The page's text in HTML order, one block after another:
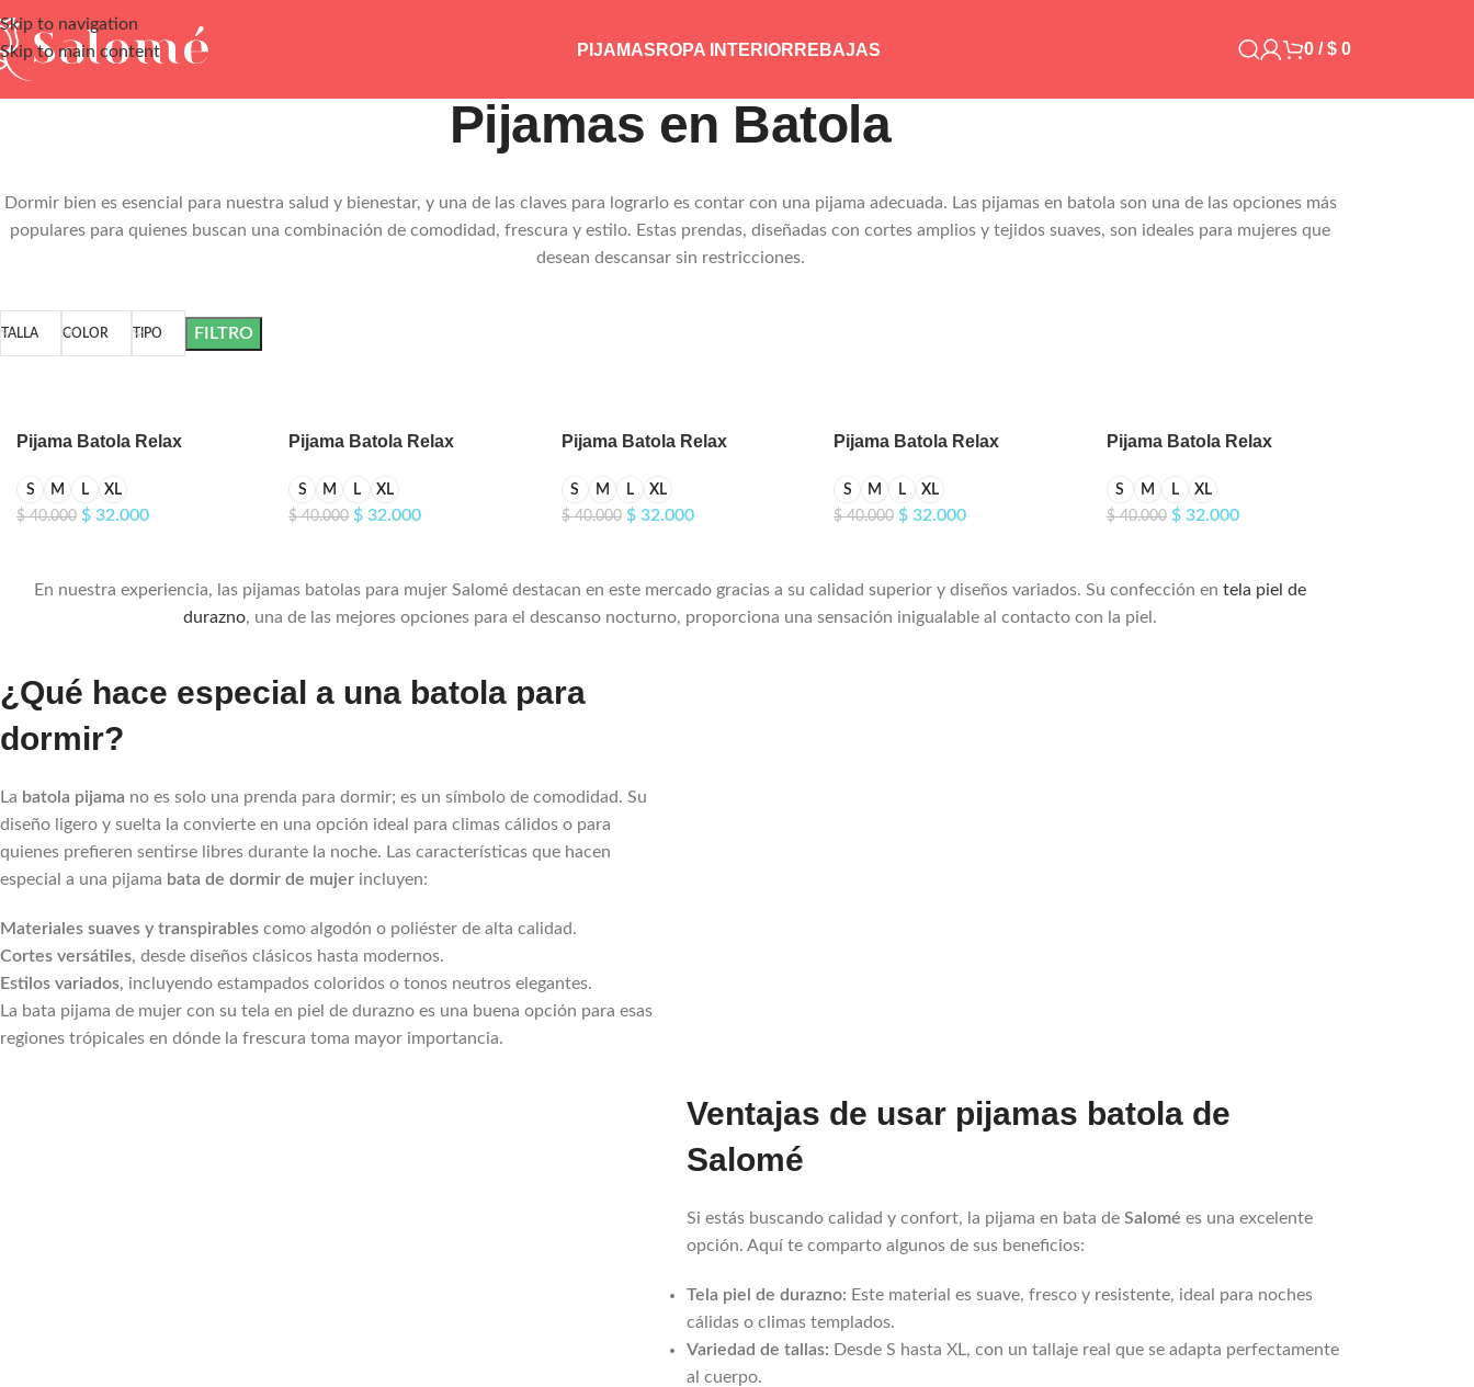
Skip to navigation
Skip to main content
PIJAMAS ROPA INTERIOR REBAJAS 0 / $ 0
Pijamas en Batola
Dormir bien es esencial para nuestra salud y bienestar, y una de las claves para lograrlo es contar con una pijama adecuada. Las pijamas en batola son una de las opciones más
populares para quienes buscan una combinación de comodidad, frescura y estilo. Estas prendas, diseñadas con cortes amplios y tejidos suaves, son ideales para mujeres que
desean descansar sin restricciones.
TALLA COLOR TIPO FILTRO
Pijama Batola Relax
S M L XL
$40.000 $ 32.000
Pijama Batola Relax
S M L XL
$40.000 $ 32.000
Pijama Batola Relax
S M L XL
$40.000 $32.000
Pijama Batola Relax
S M L XL
$40.000 $ 32.000
Pijama Batola Relax
S M L XL
$40.000 $32.000
En nuestra experiencia, las pijamas batolas para mujer Salomé destacan en este mercado gracias a su calidad superior y diseños variados. Su confección en tela piel de
durazno, una de las mejores opciones para el descanso nocturno, proporciona una sensación inigualable al contacto con la piel.
¿Qué hace especial a una batola para
dormir?
La batola pijama no es solo una prenda para dormir; es un símbolo de comodidad. Su
diseño ligero y suelta la convierte en una opción ideal para climas cálidos o para
quienes prefieren sentirse libres durante la noche. Las características que hacen
especial a una pijama bata de dormir de mujer incluyen:
Materiales suaves y transpirables como algodón o poliéster de alta calidad.
Cortes versátiles, desde diseños clásicos hasta modernos.
Estilos variados, incluyendo estampados coloridos o tonos neutros elegantes.
La bata pijama de mujer con su tela en piel de durazno es una buena opción para esas
regiones trópicales en dónde la frescura toma mayor importancia.
Ventajas de usar pijamas batola de
Salomé
Si estás buscando calidad y confort, la pijama en bata de Salomé es una excelente
opción. Aquí te comparto algunos de sus beneficios:
Tela piel de durazno: Este material es suave, fresco y resistente, ideal para noches
cálidas o climas templados.
Variedad de tallas: Desde S hasta XL, con un tallaje real que se adapta perfectamente
al cuerpo.